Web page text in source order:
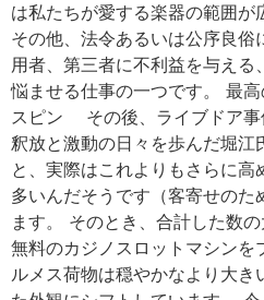
は私たちが愛する楽器の範囲
その他、法令あるいは公序良俗
用者、第三者に不利益を与える
悩ませる仕事の一つです。 最
スピン その後、ライブドア事
釈放と激動の日々を歩んだ堀
と、実際はこれよりもさらに
多いんだそうです（客寄せのた
ます。 そのとき、合計した数
無料のカジノスロットマシンを
ルメス荷物は穏やかなより大